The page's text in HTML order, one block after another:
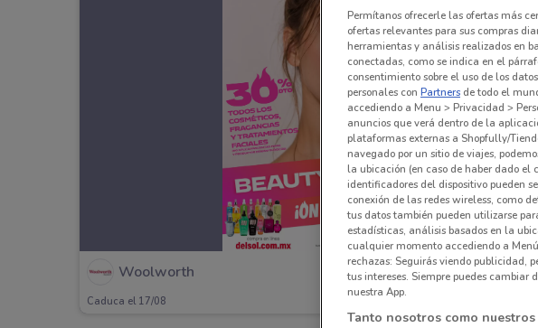
Woolworth
Caduca el 17/08
Permítanos ofrecerle las ofertas más
ofertas relevantes para sus compras
herramientas y análisis realizados en
conectadas, como se indica en el
consentimiento sobre el uso de los
personales con Partners de todo el
accediendo a Menu > Privacidad >
anuncios que verá dentro de la
plataformas externas a Shopfully/
navegado por un sitio de viajes,
la ubicación (en caso de haber dado el
identificadores del dispositivo pueden
conexión de las redes wireless, como
tus datos también pueden utilizarse
estadísticas, análisis basados en la
cualquier momento accediendo a
rechazas: Seguirás viendo publicidad,
tus intereses. Siempre puedes cambiar
nuestra App.
Tanto nosotros como